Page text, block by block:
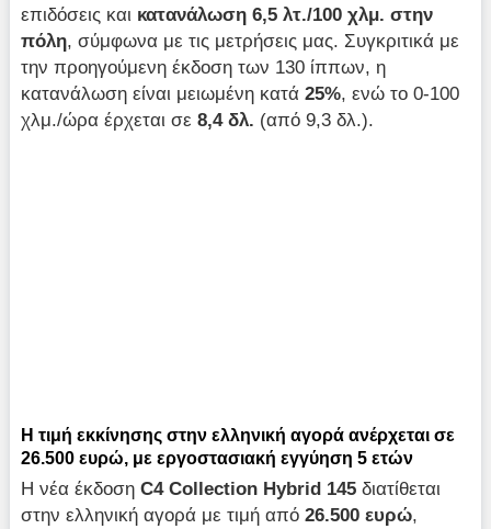
επιδόσεις και κατανάλωση 6,5 λτ./100 χλμ. στην
πόλη, σύμφωνα με τις μετρήσεις μας. Συγκριτικά με
την προηγούμενη έκδοση των 130 ίππων, η
κατανάλωση είναι μειωμένη κατά25%, ενώ το 0-100
χλμ./ώρα έρχεται σε8,4 δλ. (από 9,3 δλ.).
Η τιμή εκκίνησης στην ελληνική αγορά ανέρχεται σε
26.500 ευρώ, με εργοστασιακή εγγύηση 5 ετών
Η νέα έκδοσηC4 Collection Hybrid 145 διατίθεται
στην ελληνική αγορά με τιμή από26.500 ευρώ,